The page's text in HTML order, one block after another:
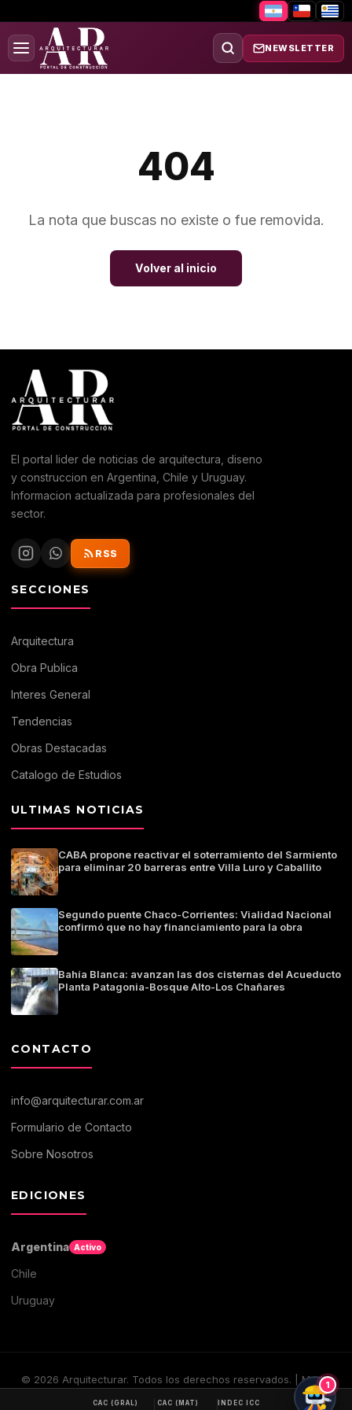
NEWSLETTER
404
La nota que buscas no existe o fue removida.
Volver al inicio
El portal lider de noticias de arquitectura, diseno
y construccion en Argentina, Chile y Uruguay.
Informacion actualizada para profesionales del
sector.
RSS
SECCIONES
Arquitectura
Obra Publica
Interes General
Tendencias
Obras Destacadas
Catalogo de Estudios
ULTIMAS NOTICIAS
CABA propone reactivar el soterramiento del Sarmiento
para eliminar 20 barreras entre Villa Luro y Caballito
Segundo puente Chaco-Corrientes: Vialidad Nacional
confirmó que no hay financiamiento para la obra
Bahía Blanca: avanzan las dos cisternas del Acueducto
Planta Patagonia-Bosque Alto-Los Chañares
CONTACTO
info@arquitecturar.com.ar
Formulario de Contacto
Sobre Nosotros
EDICIONES
Argentina Activo
Chile
Uruguay
© 2026 Arquitecturar. Todos los derechos reservados. | Medio
CAC (GRAL) CAC (MAT) INDEC ICC
1